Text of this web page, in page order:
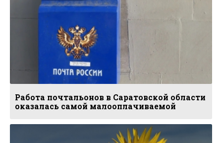
Работа почтальонов в Саратовской области
оказалась самой малооплачиваемой